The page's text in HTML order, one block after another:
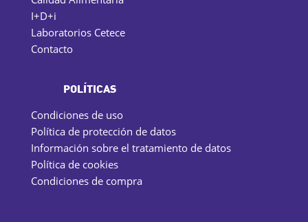
I+D+i
Laboratorios Cetece
Contacto
POLÍTICAS
Condiciones de uso
Política de protección de datos
Información sobre el tratamiento de datos
Política de cookies
Condiciones de compra